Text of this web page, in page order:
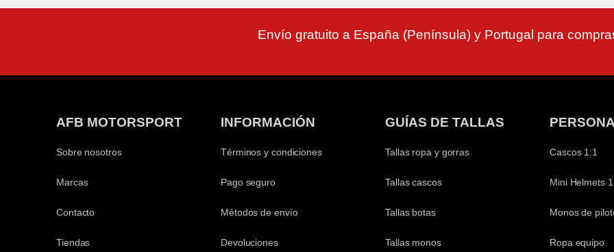
Envío gratuito a España (Península) y Portugal para
AFB MOTORSPORT
Sobre nosotros
Marcas
Contacto
Tiendas
INFORMACIÓN
Términos y condiciones
Pago seguro
Métodos de envío
Devoluciones
GUÍAS DE TALLAS
Tallas ropa y gorras
Tallas cascos
Tallas botas
Tallas monos
Cascos 1:1
Mini Helmets
Monos de
Ropa equipo